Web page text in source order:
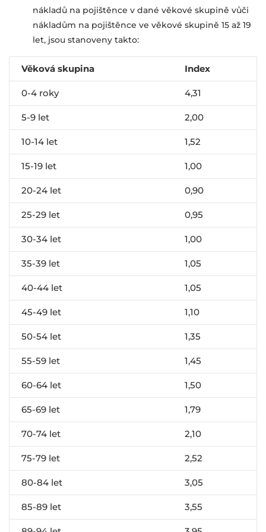
nákladů na pojištěnce v dané věkové skupině vůči
nákladům na pojištěnce ve věkové skupině 15 až 19
let, jsou stanoveny takto:
Věková skupina Index
0-4 roky 4,31
5-9 let 2,00
10-14 let 1,52
15-19 let 1,00
20-24 let 0,90
25-29 let 0,95
30-34 let 1,00
35-39 let 1,05
40-44 let 1,05
45-49 let 1,10
50-54 let 1,35
55-59 let 1,45
60-64 let 1,50
65-69 let 1,79
70-74 let 2,10
75-79 let 2,52
80-84 let 3,05
85-89 let 3,55